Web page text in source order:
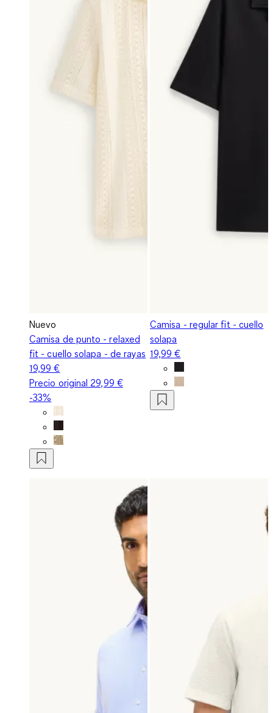
Nuevo
Camisa de punto - relaxed
fit - cuello solapa - de rayas
19,99 €
Precio original 29,99 €
-33%
Camisa - regular fit - cuello
solapa
19,99 €